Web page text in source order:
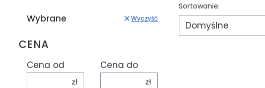
Wybrane Wyczyść
CENA
Cena od
zł
Cena do
zł
Lista produktów
Sortowanie:
Domyślne